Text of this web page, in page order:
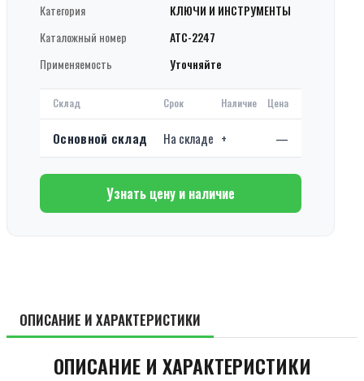
Категория
КЛЮЧИ И ИНСТРУМЕНТЫ
Каталожный номер
ATC-2247
Применяемость
Уточняйте
Склад Срок Наличие Цена
Основной склад На складе + —
Узнать цену и наличие
ОПИСАНИЕ И ХАРАКТЕРИСТИКИ
ОПИСАНИЕ И ХАРАКТЕРИСТИКИ